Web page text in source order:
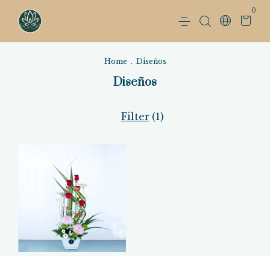
0
Home . Diseños
Diseños
Filter (1)